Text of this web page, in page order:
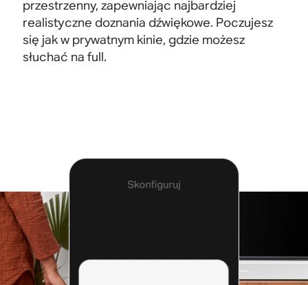
przestrzenny, zapewniając najbardziej
realistyczne doznania dźwiękowe. Poczujesz
się jak w prywatnym kinie, gdzie możesz
słuchać na full.